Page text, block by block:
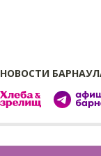
НОВОСТИ